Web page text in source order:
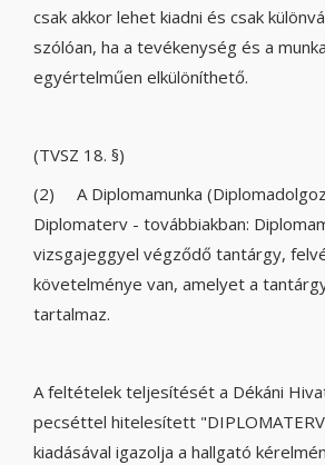
csak akkor lehet kiadni és csak
szólóan, ha a tevékenység és a
egyértelműen elkülöníthető.
(TVSZ 18. §)
(2) A Diplomamunka
Diplomaterv - továbbiakban:
vizsgajeggyel végződő tantárgy,
követelménye van, amelyet a
tartalmaz.
A feltételek teljesítését a Dékáni
pecséttel hitelesített
kiadásával igazolja a hallgató